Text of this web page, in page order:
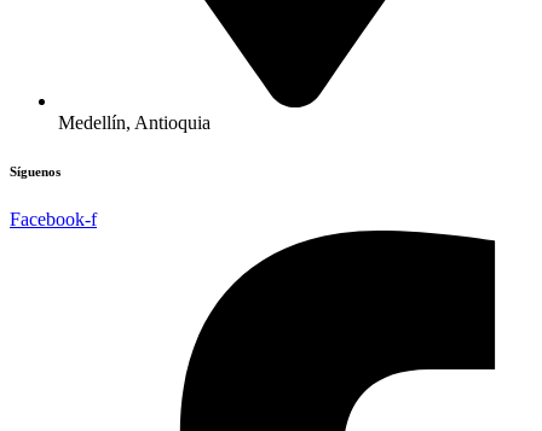
Medellín, Antioquia
Síguenos
Facebook-f